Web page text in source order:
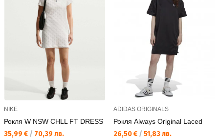
NIKE
Рокля W NSW CHLL FT DRESS
Текуща цена:
35,99 € / 70,39 лв.
ADIDAS ORIGINALS
Рокля Always Original Laced
Текуща цена:
26,50 € / 51,83 лв.